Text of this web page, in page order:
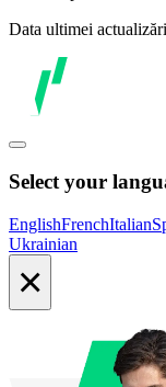
Data ultimei
Select your
EnglishFrenchItalian
Ukrainian
×